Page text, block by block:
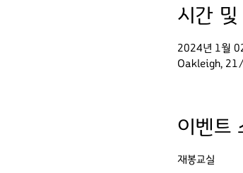
시간 및
2024년 1월
Oakleigh,
이벤트
재봉교실